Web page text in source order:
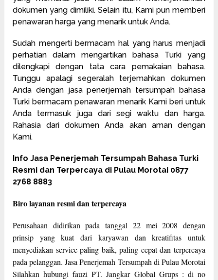
dokumen yang dimiliki. Selain itu, Kami pun memberi
penawaran harga yang menarik untuk Anda.
Sudah mengerti bermacam hal yang harus menjadi
perhatian dalam mengartikan bahasa Turki yang
dilengkapi dengan tata cara pemakaian bahasa.
Tunggu apalagi segeralah terjemahkan dokumen
Anda dengan jasa penerjemah tersumpah bahasa
Turki bermacam penawaran menarik Kami beri untuk
Anda termasuk juga dari segi waktu dan harga.
Rahasia dari dokumen Anda akan aman dengan
Kami.
Info Jasa Penerjemah Tersumpah Bahasa Turki
Resmi dan Terpercaya di Pulau Morotai 0877
2768 8883
Biro layanan resmi dan terpercaya
Perusahaan didirikan pada tanggal 22 mei 2008 dengan
prinsip yang kuat dari karyawan dan kreatifitas untuk
menyediakan service paling baik, paling cepat dan terpercaya
pada pelanggan. Jasa Penerjemah Tersumpah di Pulau Morotai
Silahkan hubungi fauzi PT. Jangkar Global Grups : di no